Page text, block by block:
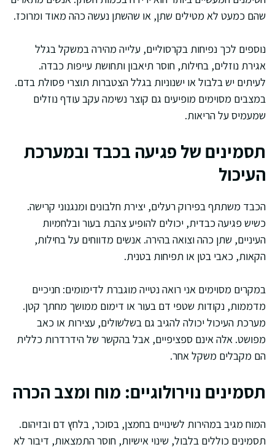
שהם כמעט לא מטילים שתן, או שהשתן נעשה כהה מאוד ומרוכז.
נוספים לכך נפיחות בקרסוליים, עלייה מהירה במשקל בגלל
אגירת נוזלים, בחילות, חוסר תיאבון ותחושת עייפות כבדה.
לעיתים יש בלבול או ישנוניות בגלל הצטברות תוצרי פסולת בדם.
במצבים מסוימים מופיעים גם קוצר נשימה עקב עודף נוזלים
שמעמיס על הריאות.
תסמינים של פגיעה בכבד ובמערכת
העיכול
הכבד משתתף בפירוק רעלים, יצירת חלבונים ומנגנוני קרישה.
כשיש פגיעה כבדית, יכולים להופיע צהבת בעור ובלחמיות
העיניים, שתן כהה וצואה בהירה. אנשים מדווחים על בחילות,
הקאות, כאבי בטן או תפיחות בטנית.
במקרים מסוימים אני רואה נטייה מוגברת לדימומים: חניכיים
מדממות, נקודות שטפי דם בעור או דימום ממושך מחתך קטן.
מערכת העיכול יכולה להגיב גם בשלשולים, עצירות או כאב
מפושט. אלה אינם ספציפיים, אבל בהקשר של הידרדרות כללית
הם מקבלים משקל אחר.
תסמינים נוירולוגיים: מוח ומצב הכרה
המוח מגיב במהירות לשינויים בחמצן, בסוכר, בלחץ דם ובזיהום.
תסמינים כוללים בלבול, שינוי אישיות, חוסר התמצאות, דיבור לא